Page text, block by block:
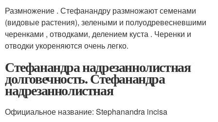
Размножение . Стефанандру размножают семенами
(видовые растения), зелеными и полуодревесневшими
черенками , отводками, делением куста . Черенки и
отводки укореняются очень легко.
Стефанандра надрезаннолистная
долговечность. Стефанандра
надрезаннолистная
Официальное название: Stephanandra incisa